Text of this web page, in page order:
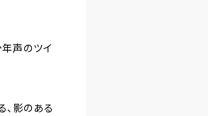
年声のツイ
、影のある